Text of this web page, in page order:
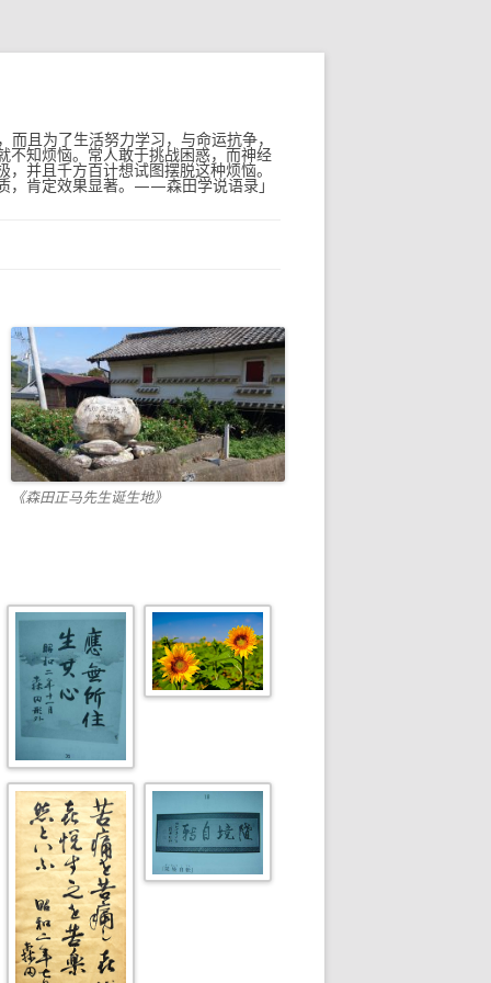
且为了生活努力学习，与命运抗争，
不知烦恼。常人敢于挑战困惑，而神经
并且千方百计想试图摆脱这种烦恼。
，肯定效果显著。——森田学说语录」
《森田正马先生诞生地》